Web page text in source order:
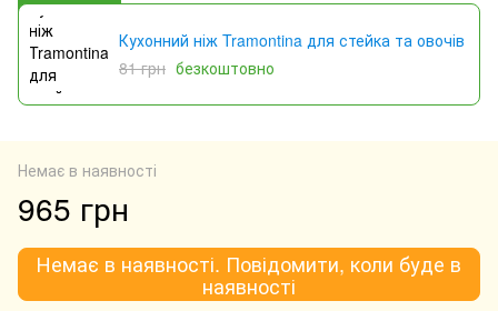
Кухонний ніж Tramontina для стейка та овочів
81 грн безкоштовно
Немає в наявності
965 грн
Немає в наявності. Повідомити, коли буде в
наявності